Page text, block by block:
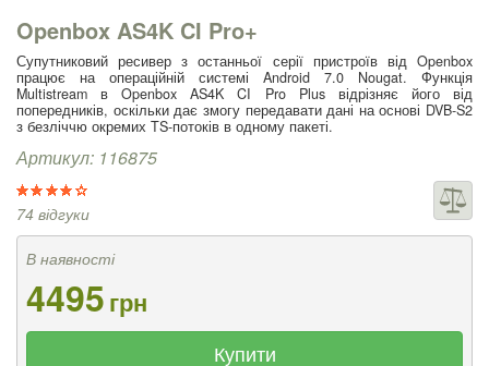
Openbox AS4K CI Pro+
Супутниковий ресивер з останньої серії пристроїв від Openbox
працює на операційній системі Android 7.0 Nougat. Функція
Multistream в Openbox AS4K CI Pro Plus відрізняє його від
попередників, оскільки дає змогу передавати дані на основі DVB-S2
з безліччю окремих TS-потоків в одному пакеті.
Артикул: 116875
74 відгуки
В наявності
4495грн
Купити